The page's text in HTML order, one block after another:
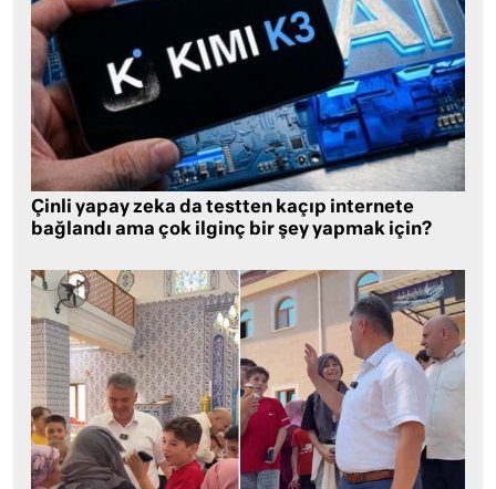
Çinli yapay zeka da testten kaçıp internete
bağlandı ama çok ilginç bir şey yapmak için?